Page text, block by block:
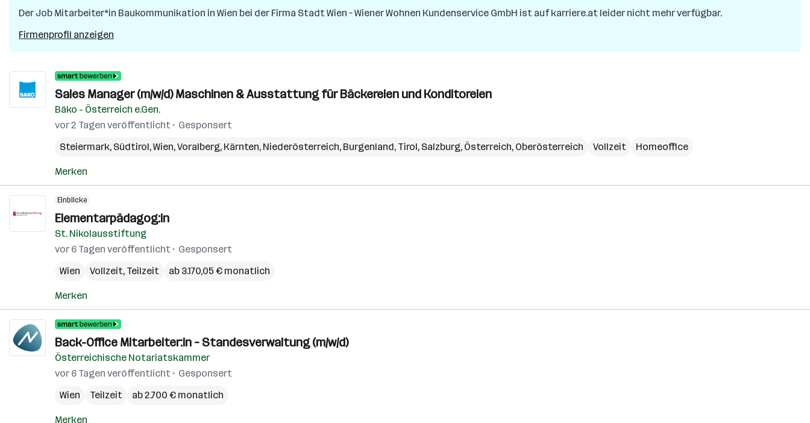
Jobs
Der Job Mitarbeiter*in Baukommunikation in Wien bei der Firma Stadt Wien – Wiener Wohnen Kundenservice GmbH ist auf karriere.at leider nicht mehr verfügbar.
Firmenprofil anzeigen
Sales Manager (m/w/d) Maschinen & Ausstattung für Bäckereien und Konditoreien
Bäko - Österreich e.Gen.
vor 2 Tagen veröffentlicht
Gesponsert
Steiermark, Südtirol,Wien,Voralberg, Kärnten, Niederösterreich, Burgenland, Tirol, Salzburg, Österreich, Oberösterreich Vollzeit Homeoffice
Merken
Einblicke
Elementarpädagog:in
St. Nikolausstiftung
vor 6 Tagen veröffentlicht
Gesponsert
Wien
Vollzeit, Teilzeit ab 3.170,05 € monatlich
Merken
Back-Office Mitarbeiter:in – Standesverwaltung (m/w/d)
Österreichische Notariatskammer
vor 6 Tagen veröffentlicht
Gesponsert
Wien
Teilzeit ab 2.700 € monatlich
Merken